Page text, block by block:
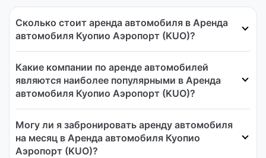
Сколько стоит аренда автомобиля в Аренда
автомобиля Куопио Аэропорт (KUO)?
Какие компании по аренде автомобилей
являются наиболее популярными в Аренда
автомобиля Куопио Аэропорт (KUO)?
Могу ли я забронировать аренду автомобиля
на месяц в Аренда автомобиля Куопио
Аэропорт (KUO)?